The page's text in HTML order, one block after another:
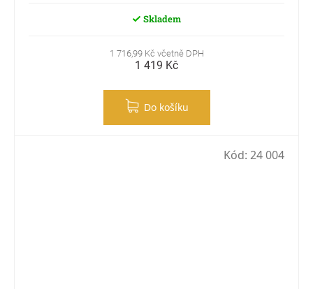
Skladem
1 716,99 Kč včetně DPH
1 419 Kč
Do košíku
Kód: 24 004